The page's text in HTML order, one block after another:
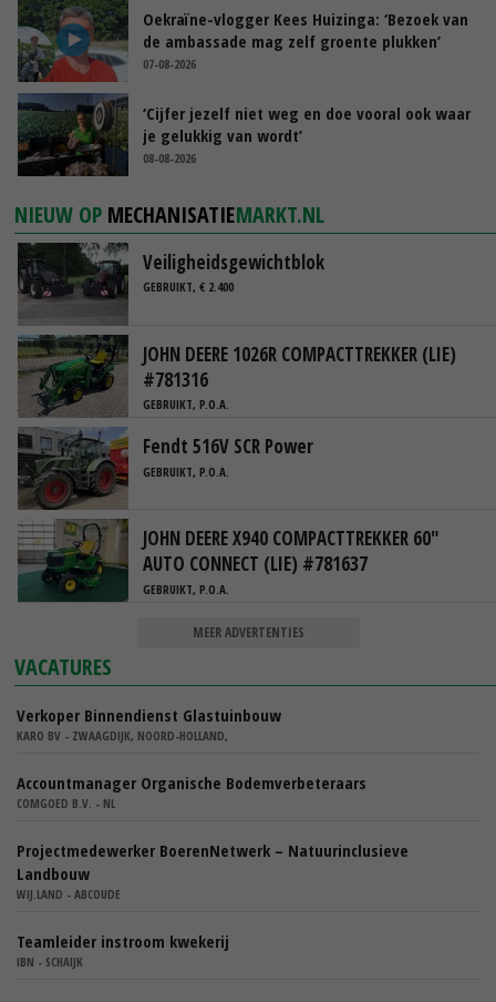
Oekraïne-vlogger Kees Huizinga: ‘Bezoek van
de ambassade mag zelf groente plukken’
07-08-2026
‘Cijfer jezelf niet weg en doe vooral ook waar
je gelukkig van wordt’
08-08-2026
NIEUW OP MECHANISATIEMARKT.NL
Veiligheidsgewichtblok
GEBRUIKT, € 2.400
JOHN DEERE 1026R COMPACTTREKKER (LIE)
#781316
GEBRUIKT, P.O.A.
Fendt 516V SCR Power
GEBRUIKT, P.O.A.
JOHN DEERE X940 COMPACTTREKKER 60"
AUTO CONNECT (LIE) #781637
GEBRUIKT, P.O.A.
MEER ADVERTENTIES
VACATURES
Verkoper Binnendienst Glastuinbouw
KARO BV - ZWAAGDIJK, NOORD-HOLLAND,
Accountmanager Organische Bodemverbeteraars
COMGOED B.V. - NL
Projectmedewerker BoerenNetwerk – Natuurinclusieve
Landbouw
WIJ.LAND - ABCOUDE
Teamleider instroom kwekerij
IBN - SCHAIJK